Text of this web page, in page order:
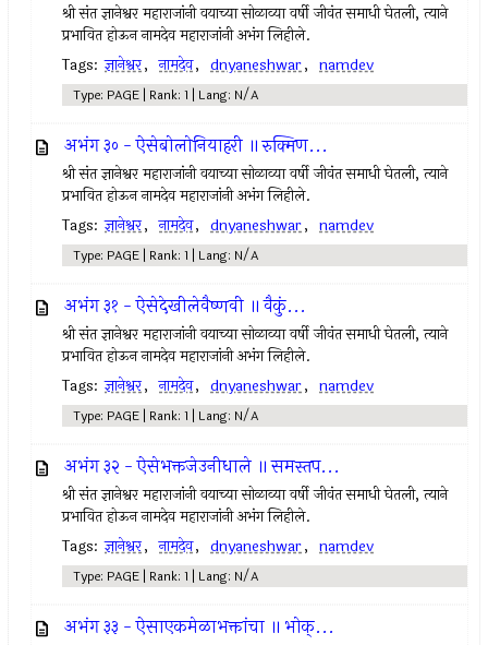
श्री संत ज्ञानेश्वर महाराजांनी वयाच्या सोळाव्या वर्षी जीवंत समाधी घेतली, त्याने
प्रभावित होऊन नामदेव महाराजांनी अभंग लिहीले.
Tags: ज्ञानेश्वर, नामदेव, dnyaneshwar, namdev
Type: PAGE | Rank: 1 | Lang: N/A
अभंग ३० - ऐसेबोलोनियाहरी ॥ रुक्मिण...
श्री संत ज्ञानेश्वर महाराजांनी वयाच्या सोळाव्या वर्षी जीवंत समाधी घेतली, त्याने
प्रभावित होऊन नामदेव महाराजांनी अभंग लिहीले.
Tags: ज्ञानेश्वर, नामदेव, dnyaneshwar, namdev
Type: PAGE | Rank: 1 | Lang: N/A
अभंग ३१ - ऐसेदेखीलेवैष्णवी ॥ वैकुं...
श्री संत ज्ञानेश्वर महाराजांनी वयाच्या सोळाव्या वर्षी जीवंत समाधी घेतली, त्याने
प्रभावित होऊन नामदेव महाराजांनी अभंग लिहीले.
Tags: ज्ञानेश्वर, नामदेव, dnyaneshwar, namdev
Type: PAGE | Rank: 1 | Lang: N/A
अभंग ३२ - ऐसेभक्तजेउनीधाले ॥ समस्तप...
श्री संत ज्ञानेश्वर महाराजांनी वयाच्या सोळाव्या वर्षी जीवंत समाधी घेतली, त्याने
प्रभावित होऊन नामदेव महाराजांनी अभंग लिहीले.
Tags: ज्ञानेश्वर, नामदेव, dnyaneshwar, namdev
Type: PAGE | Rank: 1 | Lang: N/A
अभंग ३३ - ऐसाएकमेळाभक्तांचा ॥ भोक्...